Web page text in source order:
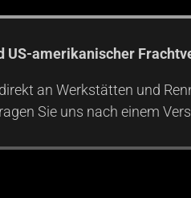
US-amerikanischer
an Werkstätten und
Sie uns nach einem